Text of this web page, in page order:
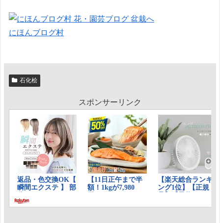
にほんブログ村
石化桧
スポンサーリンク